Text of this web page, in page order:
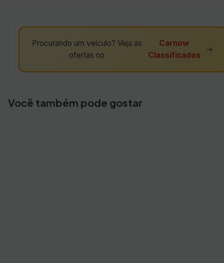
Procurando um veículo? Veja as
ofertas no
Carnow
Classificados
→
Você também pode gostar